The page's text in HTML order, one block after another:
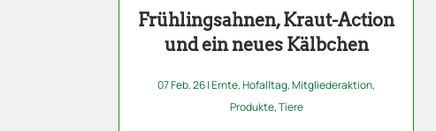
Frühlingsahnen, Kraut-Action
und ein neues Kälbchen
07 Feb. 26|Ernte,Hofalltag,Mitgliederaktion,
Produkte,Tiere